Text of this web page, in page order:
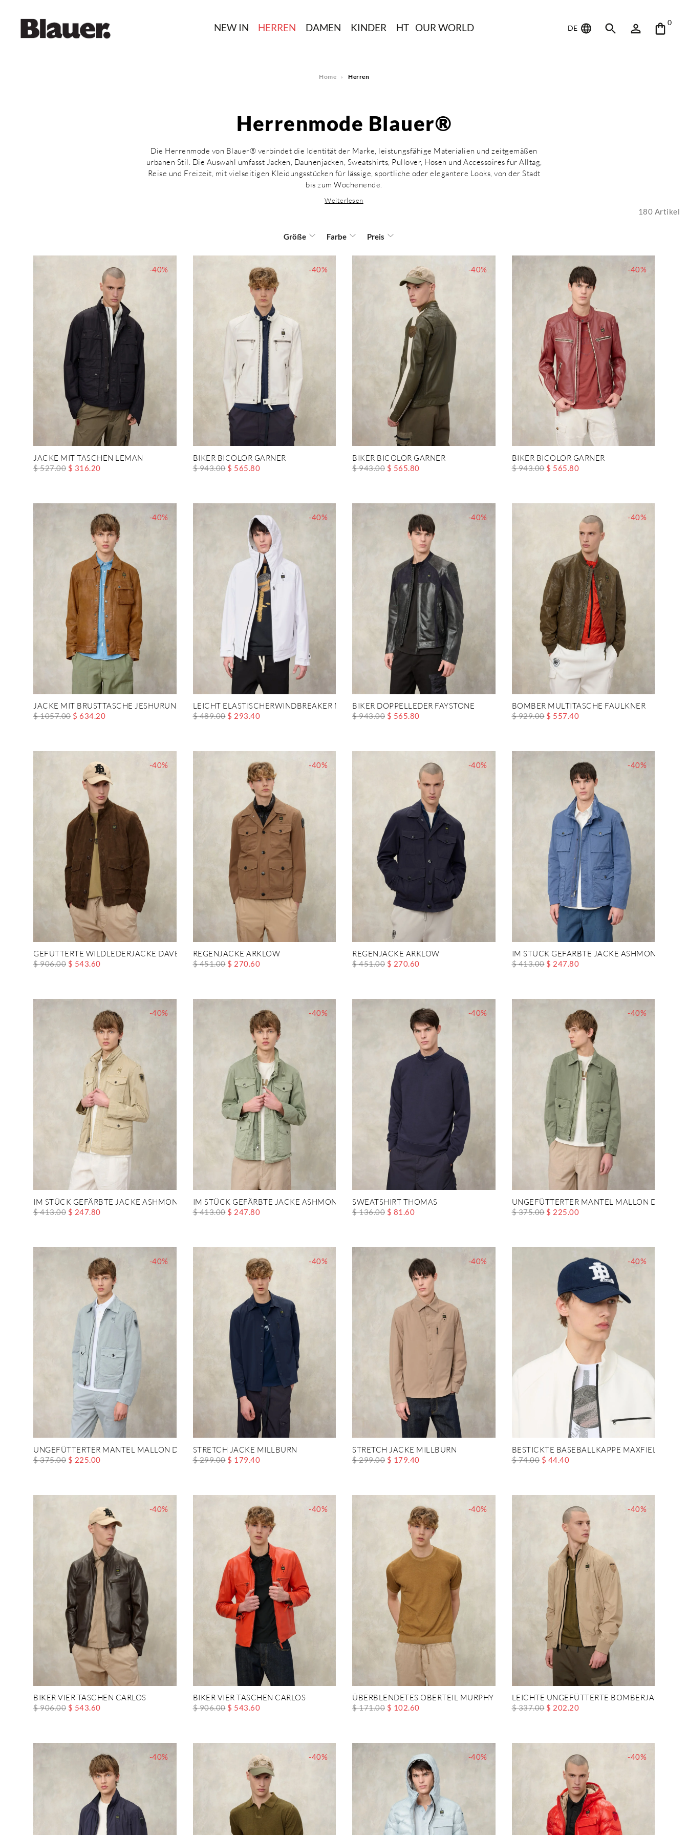
NEW IN HERREN DAMEN KINDER HT OUR WORLD DE
0
Home Herren
Herrenmode Blauer®
Die Herrenmode von Blauer® verbindet die Identität der Marke, leistungsfähige Materialien und zeitgemäßen
urbanen Stil. Die Auswahl umfasst Jacken, Daunenjacken, Sweatshirts, Pullover, Hosen und Accessoires für Alltag,
Reise und Freizeit, mit vielseitigen Kleidungsstücken für lässige, sportliche oder elegantere Looks, von der Stadt
bis zum Wochenende.
Weiterlesen
180 Artikel
Größe Farbe Preis
-40%
JACKE MIT TASCHEN LEMAN
$ 527.00 $ 316.20
-40%
BIKER BICOLOR GARNER
$ 943.00 $ 565.80
-40%
BIKER BICOLOR GARNER
$ 943.00 $ 565.80
-40%
BIKER BICOLOR GARNER
$ 943.00 $ 565.80
-40%
JACKE MIT BRUSTTASCHE JESHURUN
$ 1057.00 $ 634.20
-40%
LEICHT ELASTISCHERWINDBREAKER MATIGNON
$ 489.00 $ 293.40
-40%
BIKER DOPPELLEDER FAYSTONE
$ 943.00 $ 565.80
-40%
BOMBER MULTITASCHE FAULKNER
$ 929.00 $ 557.40
-40%
GEFÜTTERTE WILDLEDERJACKE DAVER
$ 906.00 $ 543.60
-40%
REGENJACKE ARKLOW
$ 451.00 $ 270.60
-40%
REGENJACKE ARKLOW
$ 451.00 $ 270.60
-40%
IM STÜCK GEFÄRBTE JACKE ASHMONT DYED
$ 413.00 $ 247.80
-40%
IM STÜCK GEFÄRBTE JACKE ASHMONT DYED
$ 413.00 $ 247.80
-40%
IM STÜCK GEFÄRBTE JACKE ASHMONT DYED
$ 413.00 $ 247.80
-40%
SWEATSHIRT THOMAS
$ 136.00 $ 81.60
-40%
UNGEFÜTTERTER MANTEL MALLON DYED
$ 375.00 $ 225.00
-40%
UNGEFÜTTERTER MANTEL MALLON DYED
$ 375.00 $ 225.00
-40%
STRETCH JACKE MILLBURN
$ 299.00 $ 179.40
-40%
STRETCH JACKE MILLBURN
$ 299.00 $ 179.40
-40%
BESTICKTE BASEBALLKAPPE MAXFIELD
$ 74.00 $ 44.40
-40%
BIKER VIER TASCHEN CARLOS
$ 906.00 $ 543.60
-40%
BIKER VIER TASCHEN CARLOS
$ 906.00 $ 543.60
-40%
ÜBERBLENDETES OBERTEIL MURPHY
$ 171.00 $ 102.60
-40%
LEICHTE UNGEFÜTTERTE BOMBERJACKE
$ 337.00 $ 202.20
-40% -40% -40% -40%